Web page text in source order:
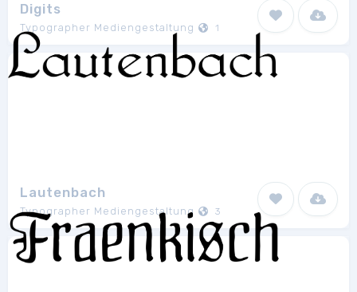
Digits
Typographer Mediengestaltung 1
Lautenbach
Typographer Mediengestaltung 3